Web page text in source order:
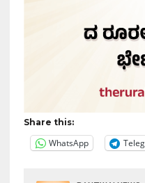
Share this:
WhatsApp